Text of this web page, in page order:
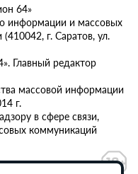
64»
информации и массовых
г. Саратов, ул.
Главный редактор
массовой информации
г.
в сфере связи,
коммуникаций
данных